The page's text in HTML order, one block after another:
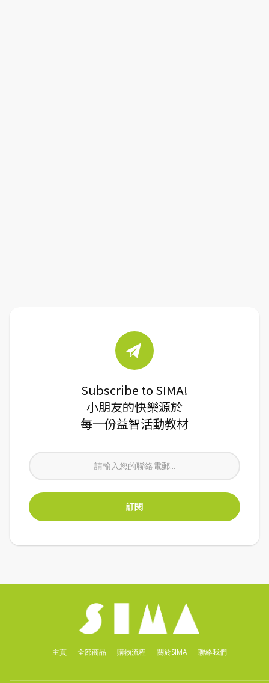
Subscribe to SIMA!
小朋友的快樂源於
每一份益智活動教材
主頁 全部商品 購物流程 關於SIMA 聯絡我們